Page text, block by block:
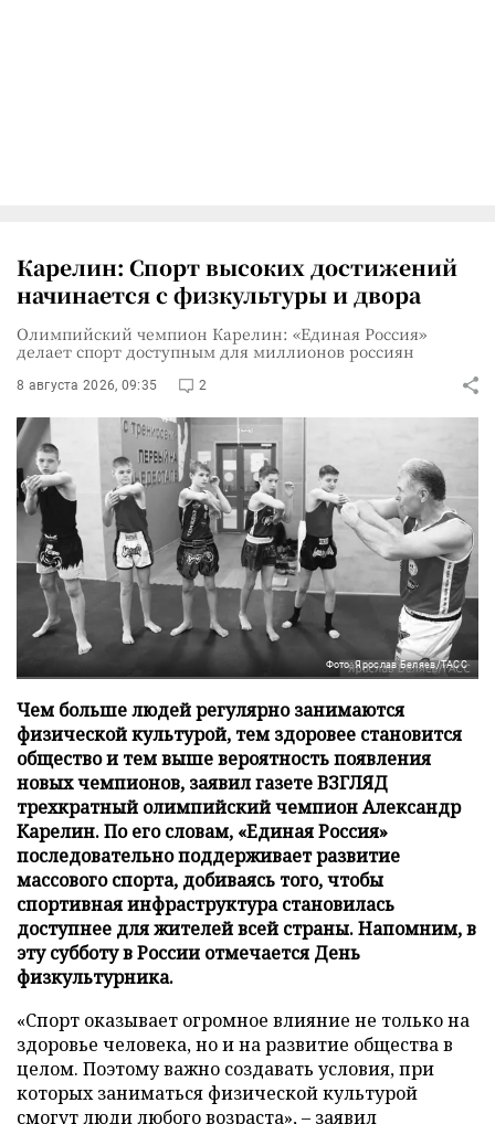
Карелин: Спорт высоких достижений
начинается с физкультуры и двора
Олимпийский чемпион Карелин: «Единая Россия»
делает спорт доступным для миллионов россиян
8 августа 2026, 09:35 2
Фото: Ярослав Беляев/ТАСС
Чем больше людей регулярно занимаются
физической культурой, тем здоровее становится
общество и тем выше вероятность появления
новых чемпионов, заявил газете ВЗГЛЯД
трехкратный олимпийский чемпион Александр
Карелин. По его словам, «Единая Россия»
последовательно поддерживает развитие
массового спорта, добиваясь того, чтобы
спортивная инфраструктура становилась
доступнее для жителей всей страны. Напомним, в
эту субботу в России отмечается День
физкультурника.
«Спорт оказывает огромное влияние не только на
здоровье человека, но и на развитие общества в
целом. Поэтому важно создавать условия, при
которых заниматься физической культурой
смогут люди любого возраста», – заявил